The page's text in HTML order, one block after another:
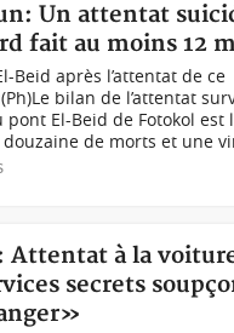
Un attentat
fait au moins 12
Beid après l’attentat de ce
bilan de l’attentat
El-Beid de Fotokol est
de morts et une
Attentat à la
secrets